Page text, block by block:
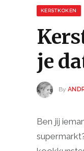
KERSTKOKEN
je
By
Ben jij